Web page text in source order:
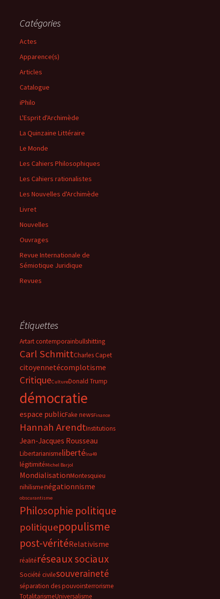
Catégories
Actes
Apparence(s)
Articles
Catalogue
iPhilo
L'Esprit d'Archimède
La Quinzaine Littéraire
Le Monde
Les Cahiers Philosophiques
Les Cahiers rationalistes
Les Nouvelles d'Archimède
Livret
Nouvelles
Ouvrages
Revue Internationale de
Sémiotique Juridique
Revues
Étiquettes
Artart contemporainbullshitting
Carl SchmittCharles Capet
citoyennetécomplotisme
CritiqueCultureDonald Trump
démocratie
espace publicFake newsFinance
Hannah ArendtInstitutions
Jean-Jacques Rousseau
Libertarianismelibertélna49
légitimitéMichel Barjol
MondialisationMontesquieu
nihilismenégationnisme
obscurantisme
Philosophie politique
politiquepopulisme
post-véritéRelativisme
réalitéréseaux sociaux
Société civilesouveraineté
séparation des pouvoirsterrorisme
TotalitarismeUniversalisme